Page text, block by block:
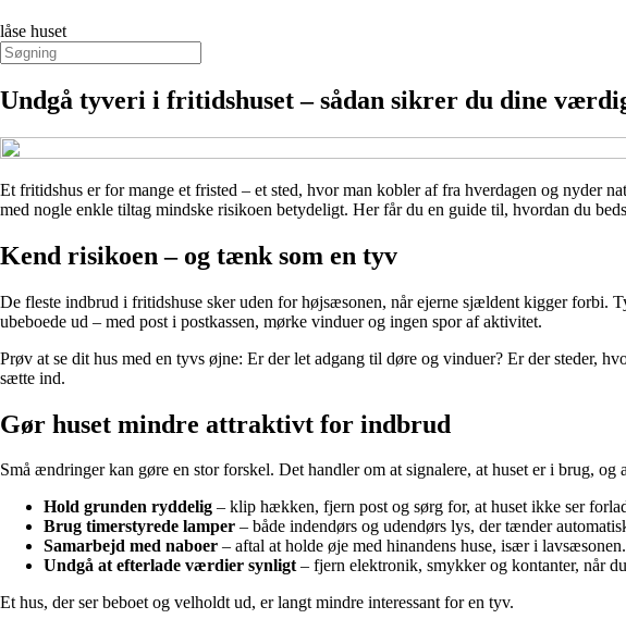
låse huset
Undgå tyveri i fritidshuset – sådan sikrer du dine
Et fritidshus er for mange et fristed – et sted, hvor man kobler af fra hverdagen og nyder
med nogle enkle tiltag mindske risikoen betydeligt. Her får du en guide til, hvordan du
Kend risikoen – og tænk som en tyv
De fleste indbrud i fritidshuse sker uden for højsæsonen, når ejerne sjældent kigger forbi.
ubeboede ud – med post i postkassen, mørke vinduer og ingen spor af aktivitet.
Prøv at se dit hus med en tyvs øjne: Er der let adgang til døre og vinduer? Er der steder,
sætte ind.
Gør huset mindre attraktivt for indbrud
Små ændringer kan gøre en stor forskel. Det handler om at signalere, at huset er i brug, og
Hold grunden ryddelig – klip hækken, fjern post og sørg for, at huset ikke ser
Brug timerstyrede lamper – både indendørs og udendørs lys, der tænder
Samarbejd med naboer – aftal at holde øje med hinandens huse, især i lavsæsonen.
Undgå at efterlade værdier synligt– fjern elektronik, smykker og kontanter, når
Et hus, der ser beboet og velholdt ud, er langt mindre interessant for en tyv.